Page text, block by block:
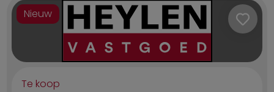
Nieuw
Te koop